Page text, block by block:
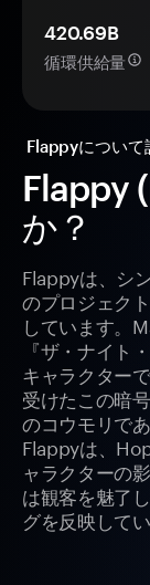
Flappy
か？
Flappyは、シ
のプロジェク
しています。
『ザ・ナイト
キャラクター
受けたこの暗
のコウモリで
Flappyは、
ャラクターの
は観客を魅了
グを反映してい
420.69B
循環供給量
Flappyについて